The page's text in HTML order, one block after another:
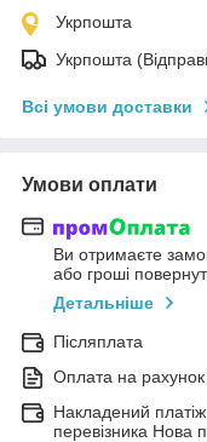
Укрпошта
Укрпошта
Всі умови доставки
Умови оплати
Ви отримаєте
або гроші
Детальніше
Післяплата
Оплата на рахунок
Накладений
перевізника Нова